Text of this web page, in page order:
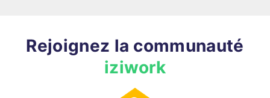
Rejoignez la communauté
iziwork